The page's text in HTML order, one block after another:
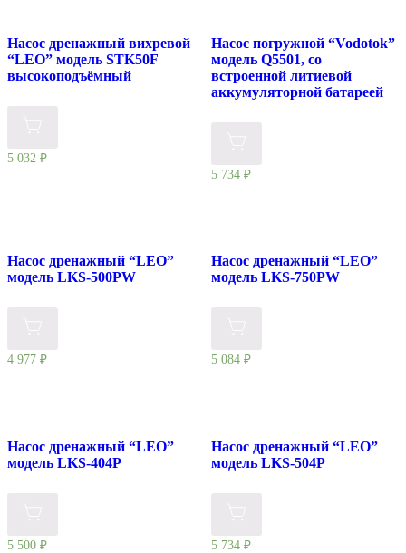
Насос дренажный вихревой
“LEO” модель STK50F
высокоподъёмный
5 032 ₽
Насос погружной “Vodotok”
модель Q5501, со
встроенной литиевой
аккумуляторной батареей
5 734 ₽
Насос дренажный “LEO”
модель LKS-500PW
4 977 ₽
Насос дренажный “LEO”
модель LKS-750PW
5 084 ₽
Насос дренажный “LEO”
модель LKS-404P
5 500 ₽
Насос дренажный “LEO”
модель LKS-504P
5 734 ₽